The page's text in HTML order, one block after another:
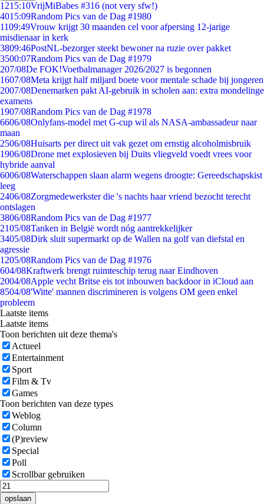
1215:10VrijMiBabes #316 (not very sfw!)
4015:09Random Pics van de Dag #1980
1109:49Vrouw krijgt 30 maanden cel voor afpersing 12-jarige
misdienaar in kerk
3809:46PostNL-bezorger steekt bewoner na ruzie over pakket
3500:07Random Pics van de Dag #1979
207/08De FOK!Voetbalmanager 2026/2027 is begonnen
1607/08Meta krijgt half miljard boete voor mentale schade bij jongeren
2007/08Denemarken pakt AI-gebruik in scholen aan: extra mondelinge
examens
1907/08Random Pics van de Dag #1978
6606/08Onlyfans-model met G-cup wil als NASA-ambassadeur naar
maan
2506/08Huisarts per direct uit vak gezet om ernstig alcoholmisbruik
1906/08Drone met explosieven bij Duits vliegveld voedt vrees voor
hybride aanval
6006/08Waterschappen slaan alarm wegens droogte: Gereedschapskist
leeg
2406/08Zorgmedewerkster die 's nachts haar vriend bezocht terecht
ontslagen
3806/08Random Pics van de Dag #1977
2105/08Tanken in België wordt nóg aantrekkelijker
3405/08Dirk sluit supermarkt op de Wallen na golf van diefstal en
agressie
1205/08Random Pics van de Dag #1976
604/08Kraftwerk brengt ruimteschip terug naar Eindhoven
2004/08Apple vecht Britse eis tot inbouwen backdoor in iCloud aan
8504/08'Witte' mannen discrimineren is volgens OM geen enkel
probleem
Laatste items
Laatste items
Toon berichten uit deze thema's
Actueel
Entertainment
Sport
Film & Tv
Games
Toon berichten van deze types
Weblog
Column
(P)review
Special
Poll
Scrollbar gebruiken
opslaan